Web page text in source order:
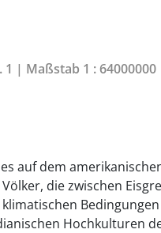
1 | Maßstab 1 : 64000000
auf dem
die zwischen
Hochkulturen